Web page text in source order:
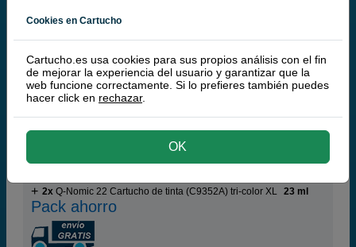
comprar >
Q-Nomic Pack 22XL cartucho de colores XL (2
u.)
2x Q-Nomic 22 Cartucho de tinta (C9352A) tri-color XL 23 ml
Pack ahorro
Cookies en Cartucho
Cartucho.es usa cookies para sus propios análisis con el fin
de mejorar la experiencia del usuario y garantizar que la
web funcione correctamente. Si lo prefieres también puedes
hacer click en rechazar.
OK